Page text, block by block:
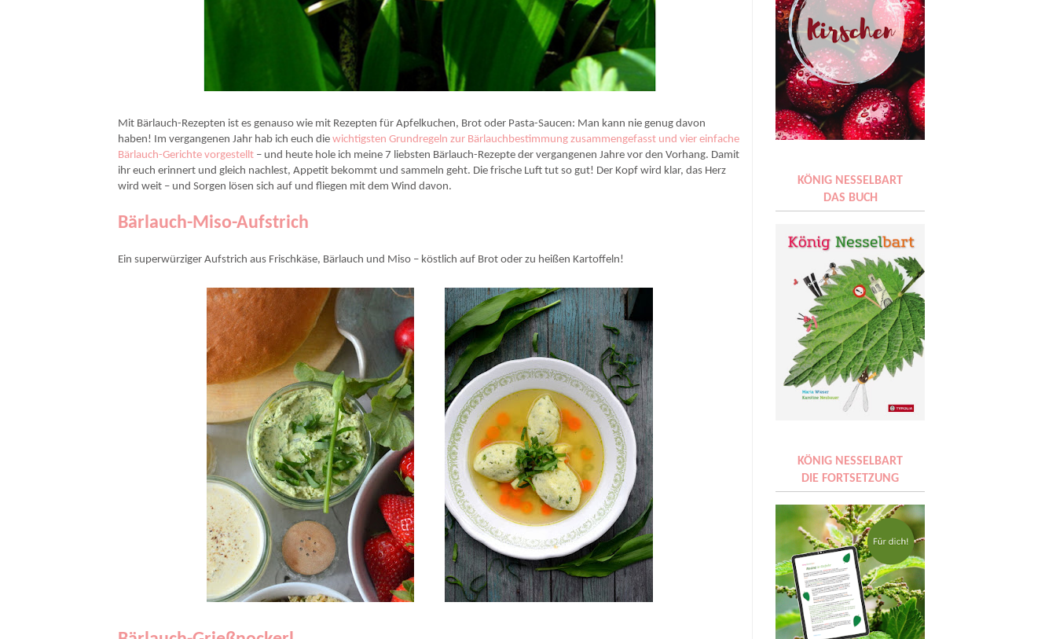
Mit Bärlauch-Rezepten ist es genauso wie mit Rezepten für Apfelkuchen, Brot oder Pasta-Saucen: Man kann nie genug davon
haben! Im vergangenen Jahr hab ich euch diewichtigsten Grundregeln zur Bärlauchbestimmung zusammengefasst und vier einfache
Bärlauch-Gerichte vorgestellt – und heute hole ich meine 7 liebsten Bärlauch-Rezepte der vergangenen Jahre vor den Vorhang. Damit
ihr euch erinnert und gleich nachlest, Appetit bekommt und sammeln geht. Die frische Luft tut so gut! Der Kopf wird klar, das Herz
wird weit – und Sorgen lösen sich auf und fliegen mit dem Wind davon.
Bärlauch-Miso-Aufstrich
Ein superwürziger Aufstrich aus Frischkäse, Bärlauch und Miso – köstlich auf Brot oder zu heißen Kartoffeln!
KÖNIG NESSELBART
DAS BUCH
KÖNIG NESSELBART
DIE FORTSETZUNG